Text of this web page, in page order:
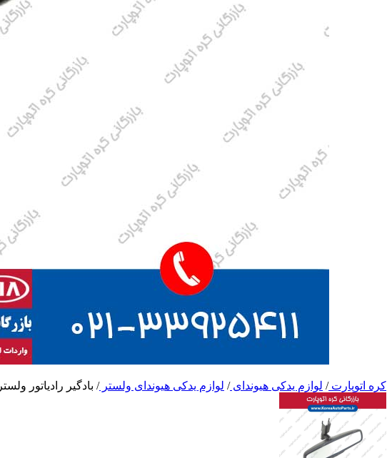
کره اتوپارت/ لوازم یدکی هیوندای/ لوازم یدکی هیوندای ولستر/ بادگیر رادیاتور ولستر